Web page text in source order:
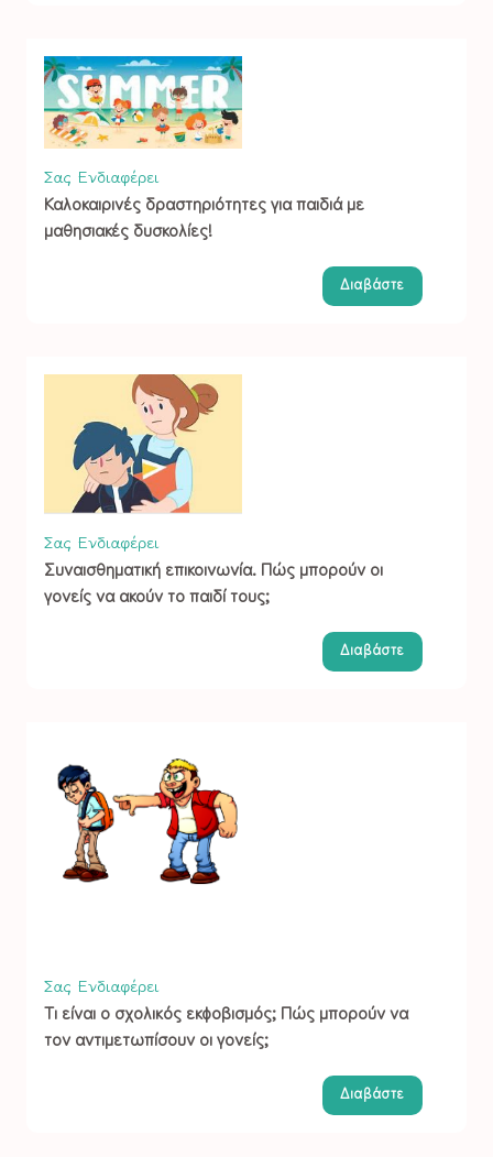
Σας Ενδιαφέρει
Καλοκαιρινές δραστηριότητες για παιδιά με
μαθησιακές δυσκολίες!
Διαβάστε
Σας Ενδιαφέρει
Συναισθηματική επικοινωνία. Πώς μπορούν οι
γονείς να ακούν το παιδί τους;
Διαβάστε
Σας Ενδιαφέρει
Τι είναι ο σχολικός εκφοβισμός; Πώς μπορούν να
τον αντιμετωπίσουν οι γονείς;
Διαβάστε